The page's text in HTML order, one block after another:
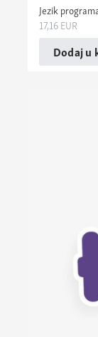
Jezik
17,16EUR
Dodaj u